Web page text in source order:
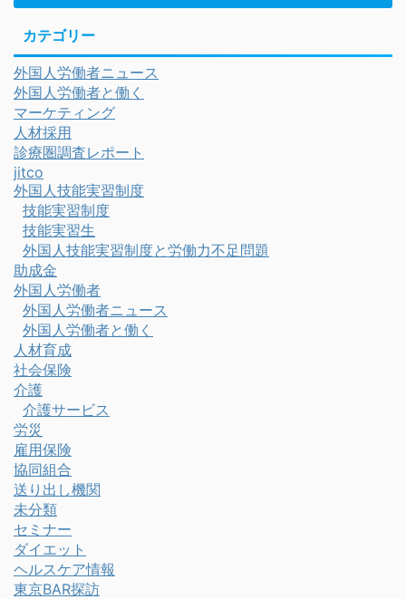
カテゴリー
外国人労働者ニュース
外国人労働者と働く
マーケティング
人材採用
診療圏調査レポート
jitco
外国人技能実習制度
技能実習制度
技能実習生
外国人技能実習制度と労働力不足問題
助成金
外国人労働者
外国人労働者ニュース
外国人労働者と働く
人材育成
社会保険
介護
介護サービス
労災
雇用保険
協同組合
送り出し機関
未分類
セミナー
ダイエット
ヘルスケア情報
東京BAR探訪